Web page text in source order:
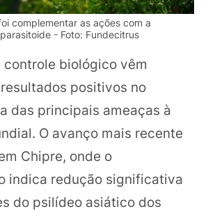
complementar as ações com a
- Foto: Fundecitrus
controle biológico vêm
positivos no
das principais ameaças à
O avanço mais recente
Chipre, onde o
indica redução significativa
do psilídeo asiático dos